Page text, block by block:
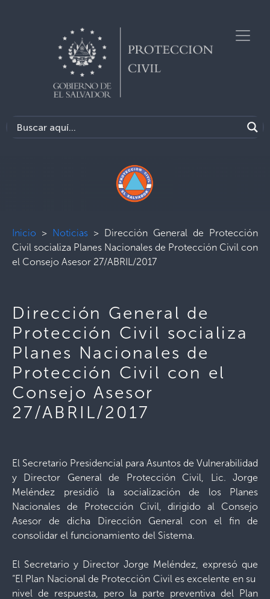
Inicio > Noticias > Dirección General de Protección
Civil socializa Planes Nacionales de Protección Civil con
el Consejo Asesor 27/ABRIL/2017
Dirección General de
Protección Civil socializa
Planes Nacionales de
Protección Civil con el
Consejo Asesor
27/ABRIL/2017
El Secretario Presidencial para Asuntos de Vulnerabilidad
y Director General de Protección Civil, Lic. Jorge
Meléndez presidió la socialización de los Planes
Nacionales de Protección Civil, dirigido al Consejo
Asesor de dicha Dirección General con el fin de
consolidar el funcionamiento del Sistema.
El Secretario y Director Jorge Meléndez, expresó que
“El Plan Nacional de Protección Civil es excelente en su
nivel de respuesta, pero la parte preventiva del Plan